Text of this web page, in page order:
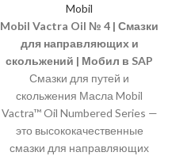
Mobil
Mobil Vactra Oil № 4 | Смазки
для направляющих и
скольжений | Мобил в SAP
Смазки для путей и
скольжения Масла Mobil
Vactra™ Oil Numbered Series —
это высококачественные
смазки для направляющих